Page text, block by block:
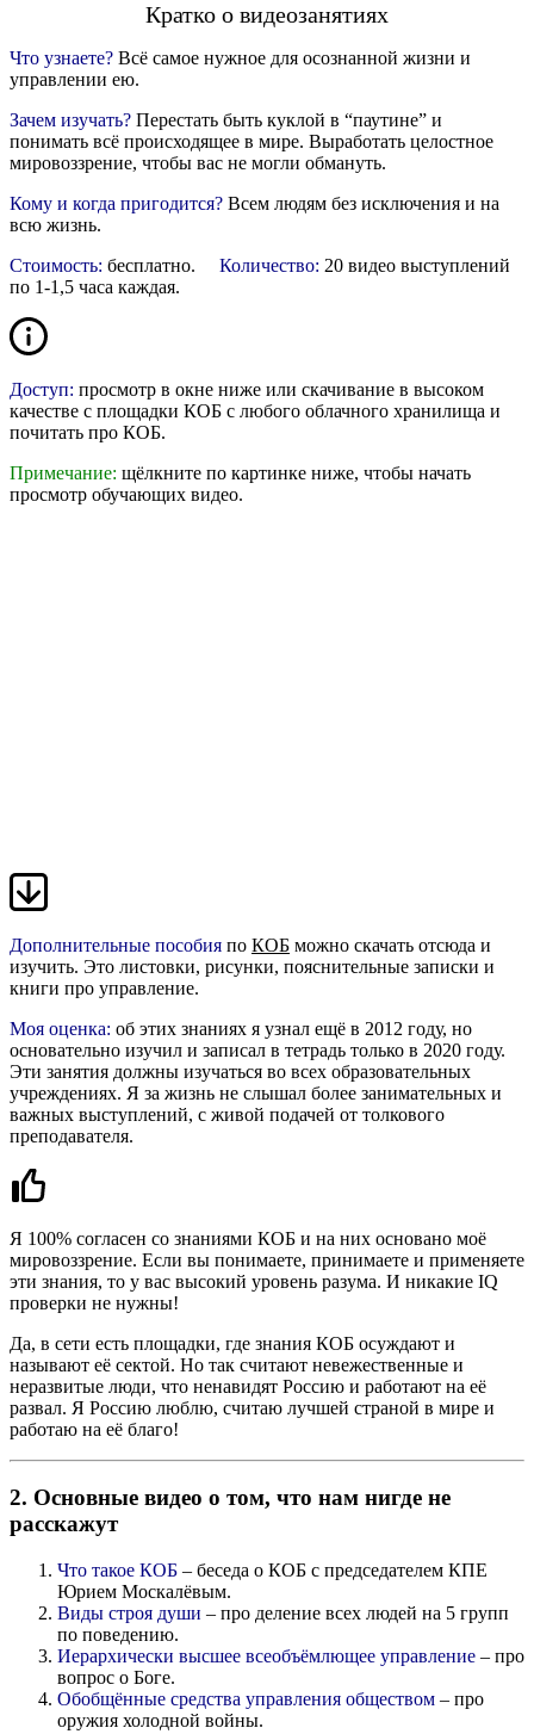
Кратко о видеозанятиях
Что узнаете? Всё самое нужное для осознанной жизни и
управлении ею.
Зачем изучать? Перестать быть куклой в “паутине” и
понимать всё происходящее в мире. Выработать целостное
мировоззрение, чтобы вас не могли обмануть.
Кому и когда пригодится? Всем людям без исключения и на
всю жизнь.
Стоимость: бесплатно. Количество: 20 видео выступлений
по 1-1,5 часа каждая.
Доступ: просмотр в окне ниже или скачивание в высоком
качестве с площадки КОБ с любого облачного хранилища и
почитать про КОБ.
Примечание: щёлкните по картинке ниже, чтобы начать
просмотр обучающих видео.
Дополнительные пособия по КОБ можно скачать отсюда и
изучить. Это листовки, рисунки, пояснительные записки и
книги про управление.
Моя оценка: об этих знаниях я узнал ещё в 2012 году, но
основательно изучил и записал в тетрадь только в 2020 году.
Эти занятия должны изучаться во всех образовательных
учреждениях. Я за жизнь не слышал более занимательных и
важных выступлений, с живой подачей от толкового
преподавателя.
Я 100% согласен со знаниями КОБ и на них основано моё
мировоззрение. Если вы понимаете, принимаете и применяете
эти знания, то у вас высокий уровень разума. И никакие IQ
проверки не нужны!
Да, в сети есть площадки, где знания КОБ осуждают и
называют её сектой. Но так считают невежественные и
неразвитые люди, что ненавидят Россию и работают на её
развал. Я Россию люблю, считаю лучшей страной в мире и
работаю на её благо!
2. Основные видео о том, что нам нигде не
расскажут
Что такое КОБ – беседа о КОБ с председателем КПЕ
Юрием Москалёвым.
Виды строя души – про деление всех людей на 5 групп
по поведению.
Иерархически высшее всеобъёмлющее управление – про
вопрос о Боге.
Обобщённые средства управления обществом – про
оружия холодной войны.